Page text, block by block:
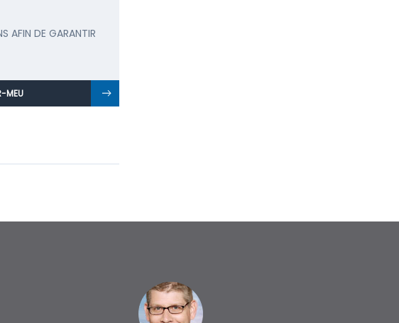
AFIN DE GARANTIR
MEU